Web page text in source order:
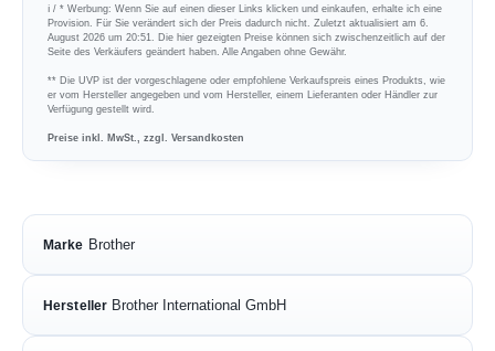
ℹ︎ / * Werbung: Wenn Sie auf einen dieser Links klicken und einkaufen, erhalte ich eine
Provision. Für Sie verändert sich der Preis dadurch nicht. Zuletzt aktualisiert am 6.
August 2026 um 20:51. Die hier gezeigten Preise können sich zwischenzeitlich auf der
Seite des Verkäufers geändert haben. Alle Angaben ohne Gewähr.
** Die UVP ist der vorgeschlagene oder empfohlene Verkaufspreis eines Produkts, wie
er vom Hersteller angegeben und vom Hersteller, einem Lieferanten oder Händler zur
Verfügung gestellt wird.
Preise inkl. MwSt., zzgl. Versandkosten
Marke Brother
Hersteller Brother International GmbH